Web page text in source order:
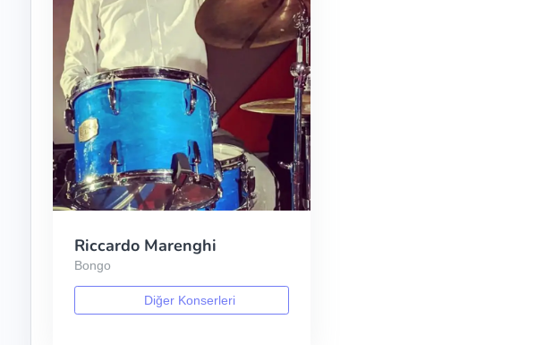
Riccardo Marenghi
Bongo
Diğer Konserleri